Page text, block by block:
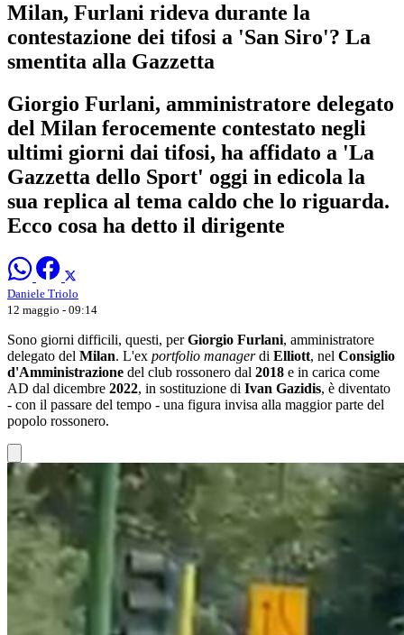
Milan, Furlani rideva durante la
contestazione dei tifosi a 'San Siro'? La
smentita alla Gazzetta
Giorgio Furlani, amministratore delegato
del Milan ferocemente contestato negli
ultimi giorni dai tifosi, ha affidato a 'La
Gazzetta dello Sport' oggi in edicola la
sua replica al tema caldo che lo riguarda.
Ecco cosa ha detto il dirigente
Daniele Triolo
12 maggio - 09:14
Sono giorni difficili, questi, perGiorgio Furlani, amministratore
delegato del Milan. L'ex portfolio managerdi Elliott, nel Consiglio
d'Amministrazione del club rossonero dal 2018 e in carica come
AD dal dicembre 2022, in sostituzione di Ivan Gazidis, è diventato
- con il passare del tempo - una figura invisa alla maggior parte del
popolo rossonero.